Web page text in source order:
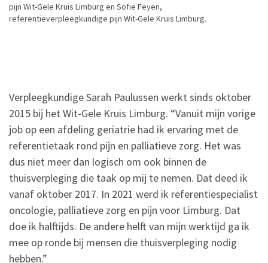
pijn Wit-Gele Kruis Limburg en Sofie Feyen,
referentieverpleegkundige pijn Wit-Gele Kruis Limburg.
Verpleegkundige Sarah Paulussen werkt sinds oktober
2015 bij het Wit-Gele Kruis Limburg. “Vanuit mijn vorige
job op een afdeling geriatrie had ik ervaring met de
referentietaak rond pijn en palliatieve zorg. Het was
dus niet meer dan logisch om ook binnen de
thuisverpleging die taak op mij te nemen. Dat deed ik
vanaf oktober 2017. In 2021 werd ik referentiespecialist
oncologie, palliatieve zorg en pijn voor Limburg. Dat
doe ik halftijds. De andere helft van mijn werktijd ga ik
mee op ronde bij mensen die thuisverpleging nodig
hebben.”